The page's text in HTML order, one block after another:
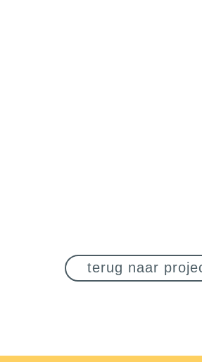
terug naar